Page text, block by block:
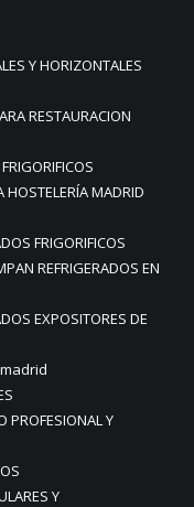
Y HORIZONTALES
RESTAURACION
HOSTELERÍA MADRID
FRIGORIFICOS
REFRIGERADOS EN
EXPOSITORES DE
PROFESIONAL Y
Y